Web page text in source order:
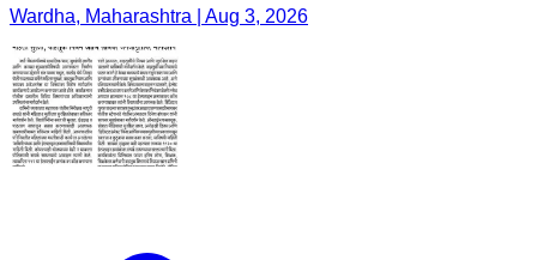
Wardha, Maharashtra | Aug 3, 2026